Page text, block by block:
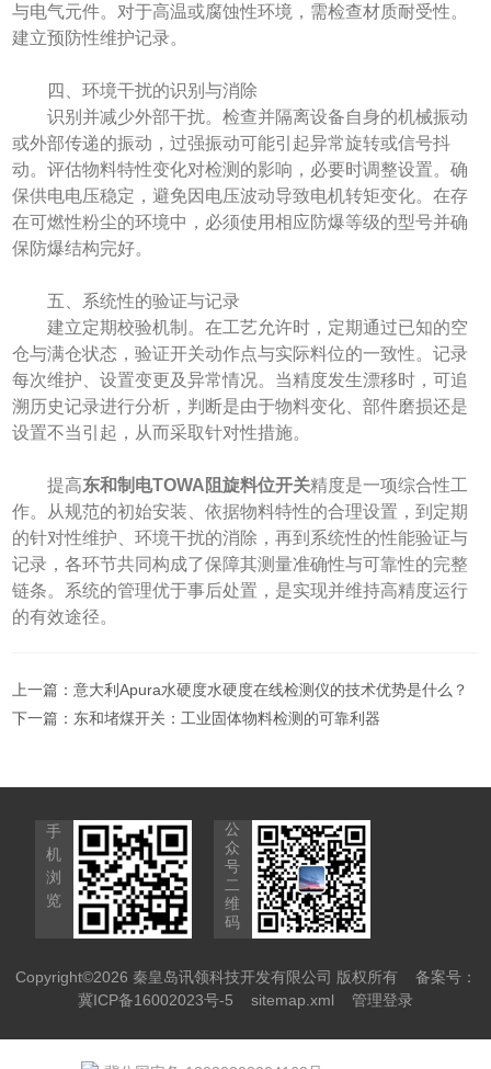
与电气元件。对于高温或腐蚀性环境，需检查材质耐受性。
建立预防性维护记录。
四、环境干扰的识别与消除
识别并减少外部干扰。检查并隔离设备自身的机械振动
或外部传递的振动，过强振动可能引起异常旋转或信号抖
动。评估物料特性变化对检测的影响，必要时调整设置。确
保供电电压稳定，避免因电压波动导致电机转矩变化。在存
在可燃性粉尘的环境中，必须使用相应防爆等级的型号并确
保防爆结构完好。
五、系统性的验证与记录
建立定期校验机制。在工艺允许时，定期通过已知的空
仓与满仓状态，验证开关动作点与实际料位的一致性。记录
每次维护、设置变更及异常情况。当精度发生漂移时，可追
溯历史记录进行分析，判断是由于物料变化、部件磨损还是
设置不当引起，从而采取针对性措施。
提高东和制电TOWA阻旋料位开关精度是一项综合性工
作。从规范的初始安装、依据物料特性的合理设置，到定期
的针对性维护、环境干扰的消除，再到系统性的性能验证与
记录，各环节共同构成了保障其测量准确性与可靠性的完整
链条。系统的管理优于事后处置，是实现并维持高精度运行
的有效途径。
上一篇：意大利Apura水硬度水硬度在线检测仪的技术优势是什么？
下一篇： 东和堵煤开关：工业固体物料检测的可靠利器
手
机
浏
览
公
众
号
二
维
码
Copyright©2026 秦皇岛讯领科技开发有限公司 版权所有 备案号：
冀ICP备16002023号-5
sitemap.xml 管理登录